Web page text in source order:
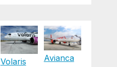
Volaris
Avianca